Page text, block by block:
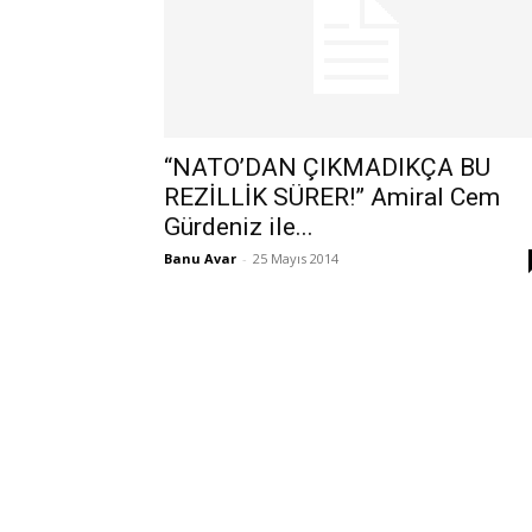
“NATO’DAN ÇIKMADIKÇA BU
REZİLLİK SÜRER!” Amiral Cem
Gürdeniz ile...
Banu Avar - 25 Mayıs 2014